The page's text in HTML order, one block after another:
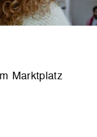
Marktplatz